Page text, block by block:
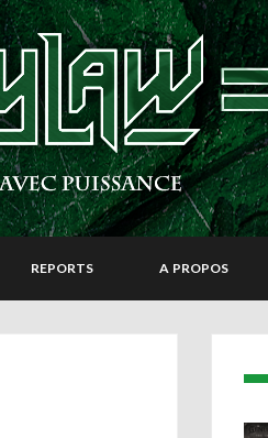
REPORTS A PROPOS